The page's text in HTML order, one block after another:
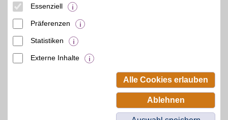
Beamten-Selbsthilfewerk GmbH.
Essenziell
Präferenzen
Statistiken
Externe Inhalte
Alle Cookies erlauben
Ablehnen